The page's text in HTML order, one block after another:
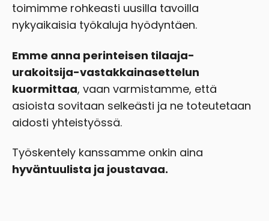
toimimme rohkeasti uusilla tavoilla
nykyaikaisia työkaluja hyödyntäen.
Emme anna perinteisen tilaaja-
urakoitsija-vastakkainasettelun
kuormittaa, vaan varmistamme, että
asioista sovitaan selkeästi ja ne toteutetaan
aidosti yhteistyössä.
Työskentely kanssamme onkin aina
hyväntuulista ja joustavaa.